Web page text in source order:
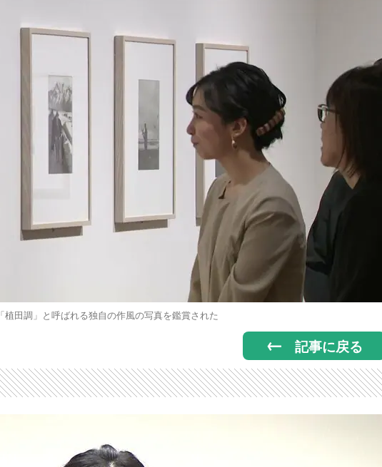
「植田調」と呼ばれる独自の作風の写真を鑑賞された
記事に戻る